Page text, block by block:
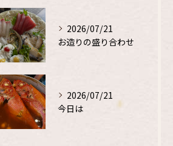
2026/07/21
お造りの盛り合わせ
2026/07/21
今日は